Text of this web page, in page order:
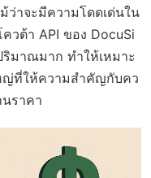
าจะมีความโดดเด่นใน
วต้า API ของ DocuSi
มาณมาก ทำให้เหมาะ
ญ่ที่ให้ความสำคัญกับคว
ราคา